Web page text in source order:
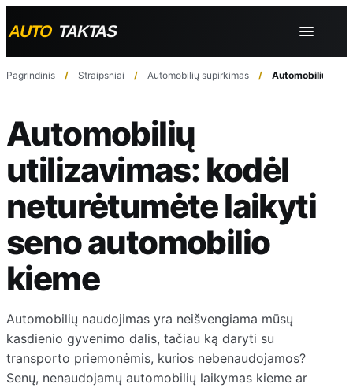
Pagrindinis Straipsniai Automobilių supirkimas Automobilių
Automobilių
utilizavimas: kodėl
neturėtumėte laikyti
seno automobilio
kieme
Automobilių naudojimas yra neišvengiama mūsų
kasdienio gyvenimo dalis, tačiau ką daryti su
transporto priemonėmis, kurios nebenaudojamos?
Senų, nenaudojamų automobilių laikymas kieme ar